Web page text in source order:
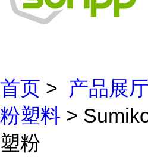
首页 > 产品展厅
粉塑料 >
塑粉